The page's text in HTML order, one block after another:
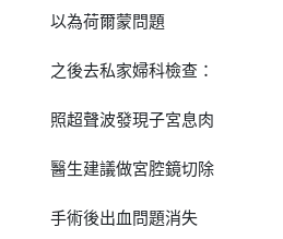
以為荷爾蒙問題
之後去私家婦科檢查：
照超聲波發現子宮息肉
醫生建議做宮腔鏡切除
手術後出血問題消失